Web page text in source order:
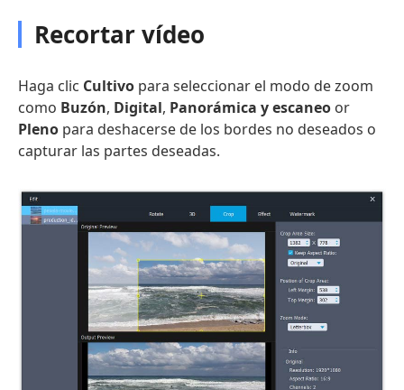
Recortar vídeo
Haga clic Cultivo para seleccionar el modo de zoom
como Buzón, Digital, Panorámica y escaneo or
Pleno para deshacerse de los bordes no deseados o
capturar las partes deseadas.